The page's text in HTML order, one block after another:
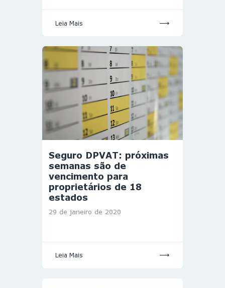
Leia Mais
Seguro DPVAT: próximas
semanas são de
vencimento para
proprietários de 18
estados
29 de janeiro de 2020
Leia Mais